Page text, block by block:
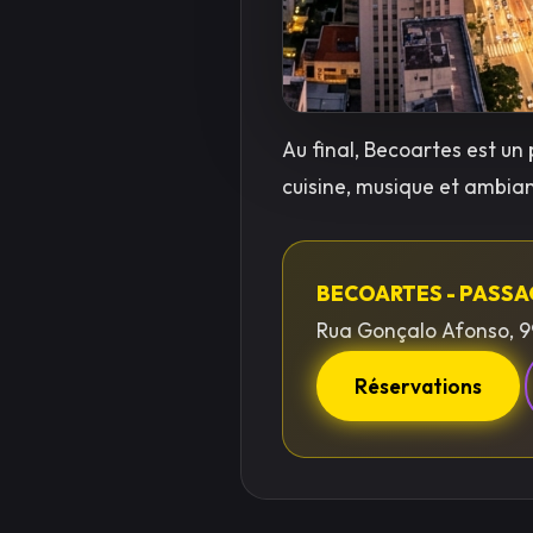
Au final, Becoartes est
cuisine, musique et
BECOARTES -
Rua Gonçalo Afonso,
Réservations